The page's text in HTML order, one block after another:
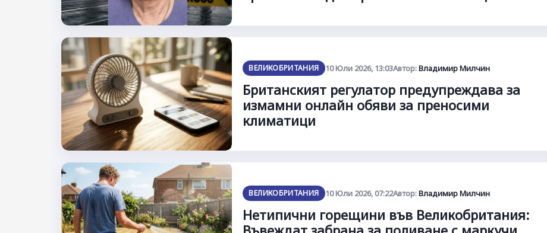
ВЕЛИКОБРИТАНИЯ 10 Юли 2026, 13:03Автор:Владимир Милчин
Британският регулатор предупреждава за
измамни онлайн обяви за преносими
климатици
ВЕЛИКОБРИТАНИЯ 10 Юли 2026, 07:22Автор:Владимир Милчин
Нетипични горещини във Великобритания: